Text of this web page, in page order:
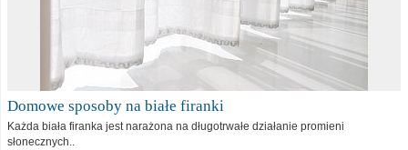
Domowe sposoby na białe firanki
Każda biała firanka jest narażona na długotrwałe działanie promieni
słonecznych..